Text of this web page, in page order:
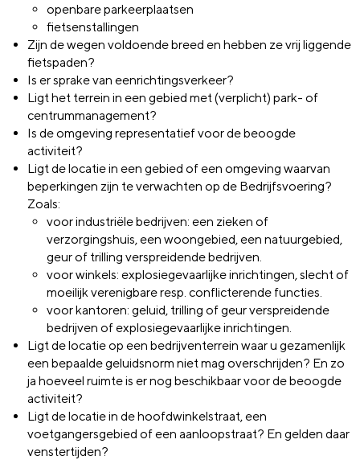
openbare parkeerplaatsen
fietsenstallingen
Zijn de wegen voldoende breed en hebben ze vrij liggende
fietspaden?
Is er sprake van eenrichtingsverkeer?
Ligt het terrein in een gebied met (verplicht) park- of
centrummanagement?
Is de omgeving representatief voor de beoogde
activiteit?
Ligt de locatie in een gebied of een omgeving waarvan
beperkingen zijn te verwachten op de Bedrijfsvoering?
Zoals:
voor industriële bedrijven: een zieken of
verzorgingshuis, een woongebied, een natuurgebied,
geur of trilling verspreidende bedrijven.
voor winkels: explosiegevaarlijke inrichtingen, slecht of
moeilijk verenigbare resp. conflicterende functies.
voor kantoren: geluid, trilling of geur verspreidende
bedrijven of explosiegevaarlijke inrichtingen.
Ligt de locatie op een bedrijventerrein waar u gezamenlijk
een bepaalde geluidsnorm niet mag overschrijden? En zo
ja hoeveel ruimte is er nog beschikbaar voor de beoogde
activiteit?
Ligt de locatie in de hoofdwinkelstraat, een
voetgangersgebied of een aanloopstraat? En gelden daar
venstertijden?